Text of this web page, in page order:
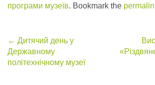
програми музеїв. Bookmark the
Post
navigation
← Дитячий день у
Державному
політехнічному музеї